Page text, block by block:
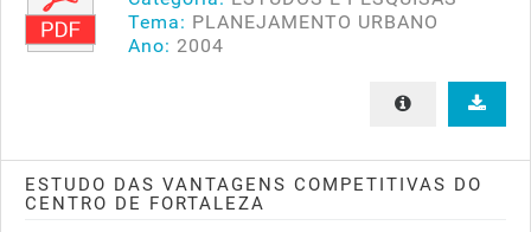
Tema: PLANEJAMENTO URBANO
Ano: 2004
ESTUDO DAS VANTAGENS COMPETITIVAS DO
CENTRO DE FORTALEZA